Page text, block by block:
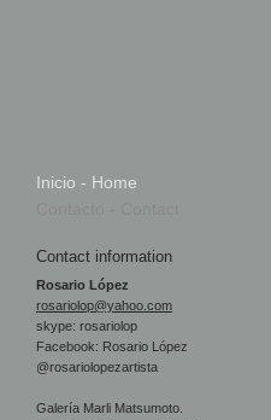
Inicio - Home
Contact information
Rosario López
rosariolop@yahoo.com
skype: rosariolop
Facebook: Rosario López
@rosariolopezartista
Galería Marli Matsumoto.